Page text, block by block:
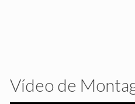
Vídeo de